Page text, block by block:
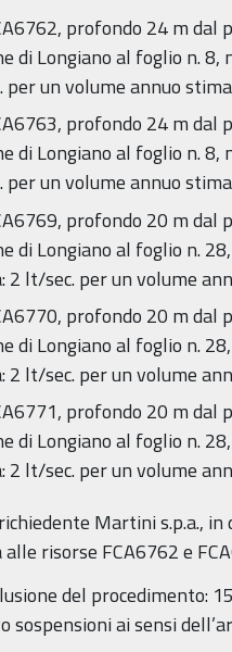
profondo 24 m dal
di Longiano al foglio n.
per un volume annuo
profondo 24 m dal
di Longiano al foglio n.
per un volume annuo
profondo 20 m dal
di Longiano al foglio n.
2 lt/sec. per un volume
profondo 20 m dal
di Longiano al foglio n.
2 lt/sec. per un volume
profondo 20 m dal
di Longiano al foglio n.
2 lt/sec. per un volume
Martini s.p.a.,
risorse FCA6762 e
del procedimento:
sospensioni ai sensi